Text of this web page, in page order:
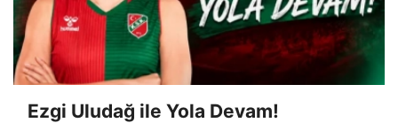
Ezgi Uludağ ile Yola Devam!